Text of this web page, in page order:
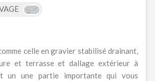
celle en gravier stabilisé drainant,
et terrasse et dallage extérieur à
un une partie importante qui vous